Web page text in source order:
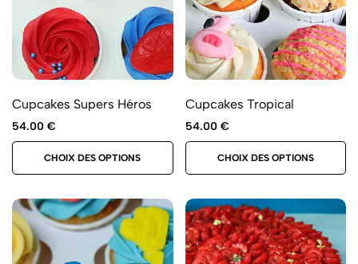
Cupcakes Supers Héros
54.00 €
CHOIX DES OPTIONS
Cupcakes Tropical
54.00 €
CHOIX DES OPTIONS